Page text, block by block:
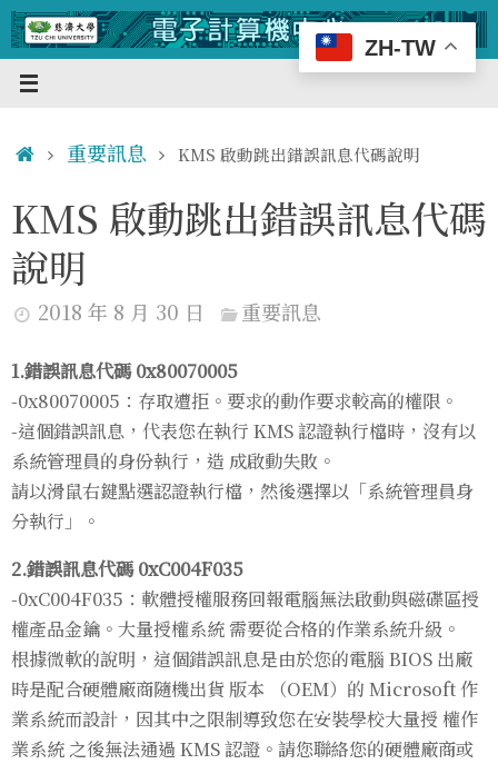
Skip
to
content
Home
重要訊息 KMS 啟動跳出錯誤訊息代碼說明
KMS 啟動跳出錯誤訊息代碼
說明
2018 年 8 月 30 日 重要訊息
1.錯誤訊息代碼 0x80070005
-0x80070005：存取遭拒。要求的動作要求較高的權限。
-這個錯誤訊息，代表您在執行 KMS 認證執行檔時，沒有以
系統管理員的身份執行，造 成啟動失敗。
請以滑鼠右鍵點選認證執行檔，然後選擇以「系統管理員身
分執行」。
2.錯誤訊息代碼 0xC004F035
-0xC004F035：軟體授權服務回報電腦無法啟動與磁碟區授
權產品金鑰。大量授權系統 需要從合格的作業系統升級。
根據微軟的說明，這個錯誤訊息是由於您的電腦 BIOS 出廠
時是配合硬體廠商隨機出貨 版本 （OEM）的 Microsoft 作
業系統而設計，因其中之限制導致您在安裝學校大量授 權作
業系統 之後無法通過 KMS 認證。請您聯絡您的硬體廠商或
ZH-TW